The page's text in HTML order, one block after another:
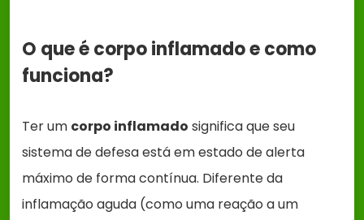
O que é corpo inflamado e como
funciona?
Ter um corpo inflamado significa que seu
sistema de defesa está em estado de alerta
máximo de forma contínua. Diferente da
inflamação aguda (como uma reação a um